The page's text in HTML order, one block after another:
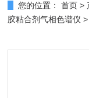
您的位置： 首页 >
胶粘合剂气相色谱仪